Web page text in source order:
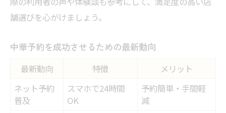
舗選びを心がけましょう。
中華予約を成功させるための最新動向
最新動向 特徴
メリット
ネット予約
普及
スマホで24時間
OK
予約簡単・手間軽
減